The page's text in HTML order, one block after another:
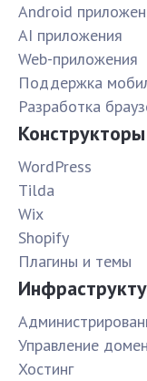
Android
AI приложения
Web-приложения
Поддержка
Разработка
WordPress
Tilda
Wix
Shopify
Плагины и темы
Управление
Хостинг